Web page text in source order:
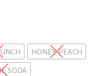
HONEY PEACH
SODA